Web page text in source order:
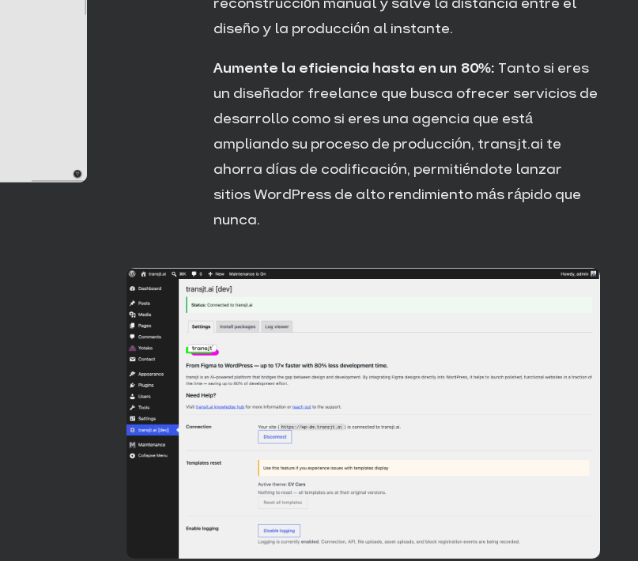
reconstrucción manual y salve la distancia entre el
diseño y la producción al instante.
Aumente la eficiencia hasta en un 80%: Tanto si eres
un diseñador freelance que busca ofrecer servicios de
desarrollo como si eres una agencia que está
ampliando su proceso de producción, transjt.ai te
ahorra días de codificación, permitiéndote lanzar
sitios WordPress de alto rendimiento más rápido que
nunca.